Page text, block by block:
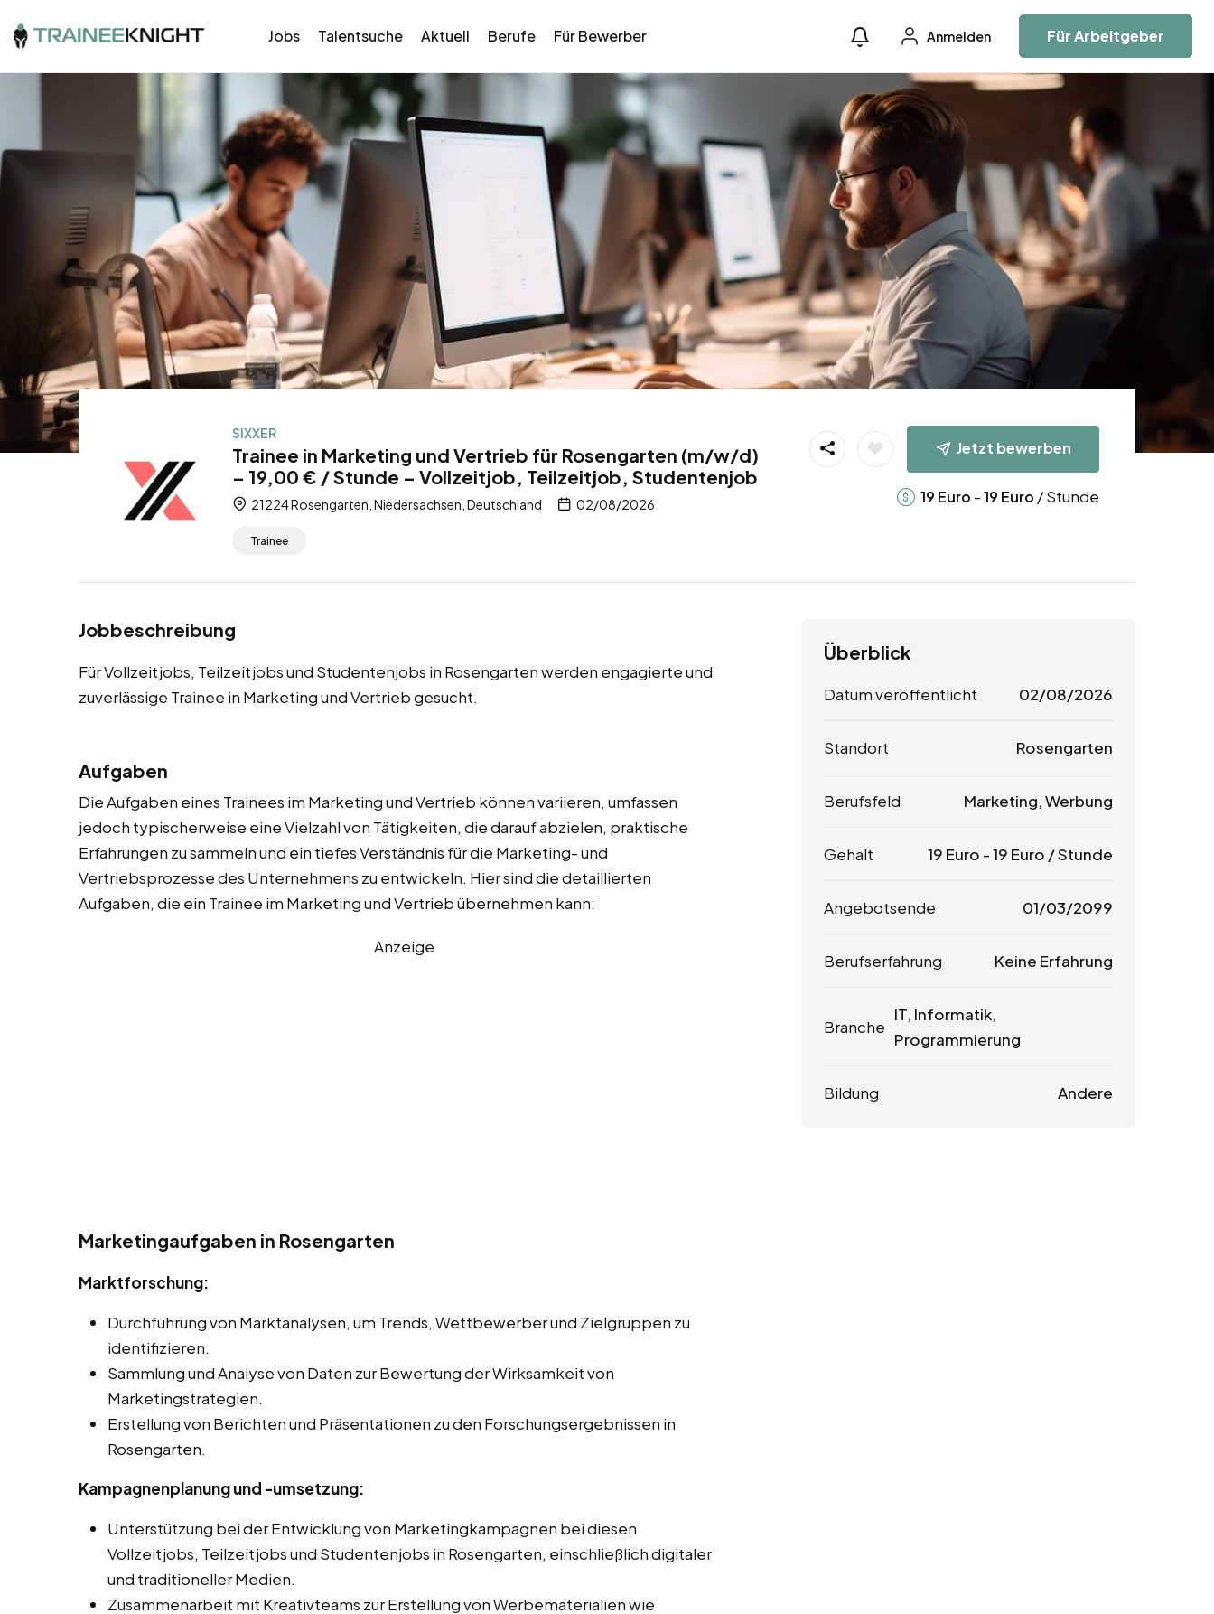
Jobs Talentsuche Aktuell Berufe Für Bewerber Anmelden Für Arbeitgeber
SIXXER
Trainee in Marketing und Vertrieb für Rosengarten (m/w/d)
– 19,00 € / Stunde – Vollzeitjob, Teilzeitjob, Studentenjob
21224 Rosengarten, Niedersachsen, Deutschland 02/08/2026
Trainee
Jetzt bewerben
19 Euro -19 Euro / Stunde
Jobbeschreibung
Für Vollzeitjobs, Teilzeitjobs und Studentenjobs in Rosengarten werden engagierte und
zuverlässige Trainee in Marketing und Vertrieb gesucht.
Aufgaben
Die Aufgaben eines Trainees im Marketing und Vertrieb können variieren, umfassen
jedoch typischerweise eine Vielzahl von Tätigkeiten, die darauf abzielen, praktische
Erfahrungen zu sammeln und ein tiefes Verständnis für die Marketing- und
Vertriebsprozesse des Unternehmens zu entwickeln. Hier sind die detaillierten
Aufgaben, die ein Trainee im Marketing und Vertrieb übernehmen kann:
Anzeige
Marketingaufgaben in Rosengarten
Marktforschung:
Durchführung von Marktanalysen, um Trends, Wettbewerber und Zielgruppen zu
identifizieren.
Sammlung und Analyse von Daten zur Bewertung der Wirksamkeit von
Marketingstrategien.
Erstellung von Berichten und Präsentationen zu den Forschungsergebnissen in
Rosengarten.
Kampagnenplanung und -umsetzung:
Unterstützung bei der Entwicklung von Marketingkampagnen bei diesen
Vollzeitjobs, Teilzeitjobs und Studentenjobs in Rosengarten, einschließlich digitaler
und traditioneller Medien.
Zusammenarbeit mit Kreativteams zur Erstellung von Werbematerialien wie
Überblick
Datum veröffentlicht 02/08/2026
Standort Rosengarten
Berufsfeld Marketing, Werbung
Gehalt 19 Euro -19 Euro / Stunde
Angebotsende 01/03/2099
Berufserfahrung Keine Erfahrung
Branche
IT, Informatik,
Programmierung
Bildung Andere